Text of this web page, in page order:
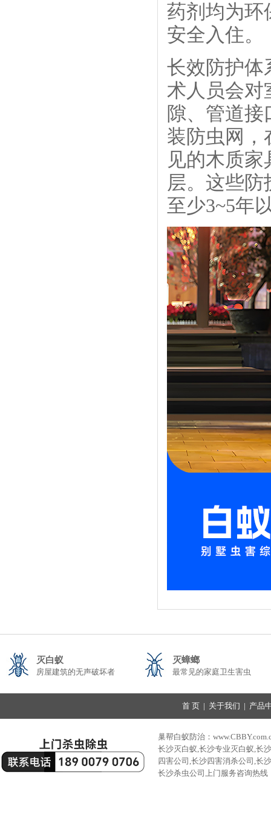
药剂均为环
安全入住。
长效防护体
术人员会对
隙、管道
装防虫网，
见的木质
层。这些
至少3~5年
灭白蚁
房屋建筑的无声破坏者
灭蟑螂
最常见的家庭卫生害虫
首 页 | 关于我们 | 产品
巢帮白蚁防治：
长沙灭白蚁,长沙专业灭白蚁,长
四害公司,长沙四害消杀公司,长
长沙杀虫公司上门服务咨询热